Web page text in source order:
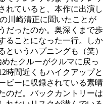
れていると、本作に出演し
川崎清正に聞いたことが
だったのか。奥深くまで歩
ることになった一行。しか
というハプニングも（笑）
たクルーがクルマに戻っ
時間近くもハイクアップと
ビーに収録されている素晴
のだ。バックカントリーは